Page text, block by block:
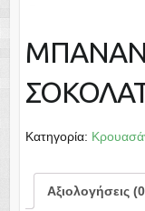
Κατηγορία:
Αξιολογήσεις